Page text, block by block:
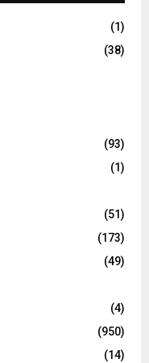
(1)
(38)
(93)
(1)
(51)
(173)
(49)
(4)
(950)
(14)